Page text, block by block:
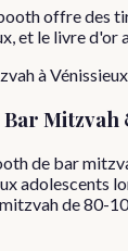
offre des
et le livre
àVénissieux
Bar Mitzvah
de bar
adolescents
de 80-